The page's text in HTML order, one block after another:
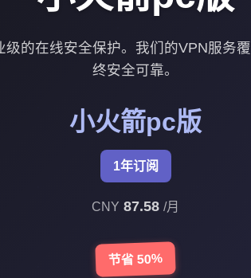
级的在线安全保护。我们的VPN服务
终安全可靠。
小火箭pc版
1年订阅
CNY 87.58 /月
节省 50%